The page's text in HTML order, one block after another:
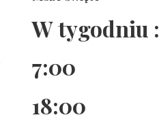
W tygodniu :
7:00
18:00